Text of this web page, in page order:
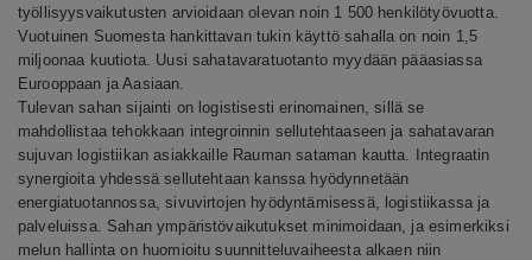
työllisyysvaikutusten arvioidaan olevan noin 1 500 henkilötyövuotta.
Vuotuinen Suomesta hankittavan tukin käyttö sahalla on noin 1,5
miljoonaa kuutiota. Uusi sahatavaratuotanto myydään pääasiassa
Eurooppaan ja Aasiaan.
Tulevan sahan sijainti on logistisesti erinomainen, sillä se
mahdollistaa tehokkaan integroinnin sellutehtaaseen ja sahatavaran
sujuvan logistiikan asiakkaille Rauman sataman kautta. Integraatin
synergioita yhdessä sellutehtaan kanssa hyödynnetään
energiatuotannossa, sivuvirtojen hyödyntämisessä, logistiikassa ja
palveluissa. Sahan ympäristövaikutukset minimoidaan, ja esimerkiksi
melun hallinta on huomioitu suunnitteluvaiheesta alkaen niin